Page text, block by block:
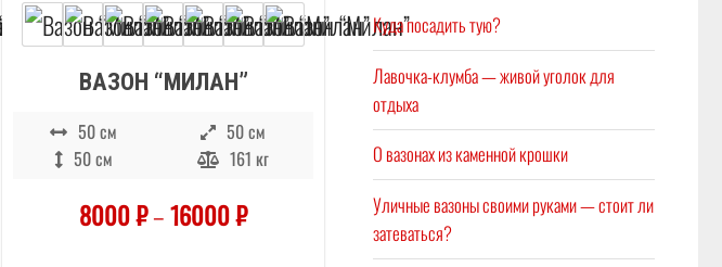
ВАЗОН “МИЛАН”
50 см
50 см
50 см
161 кг
8000₽–16000₽
Куда посадить тую?
Лавочка-клумба — живой уголок для
отдыха
О вазонах из каменной крошки
Уличные вазоны своими руками — стоит ли
затеваться?